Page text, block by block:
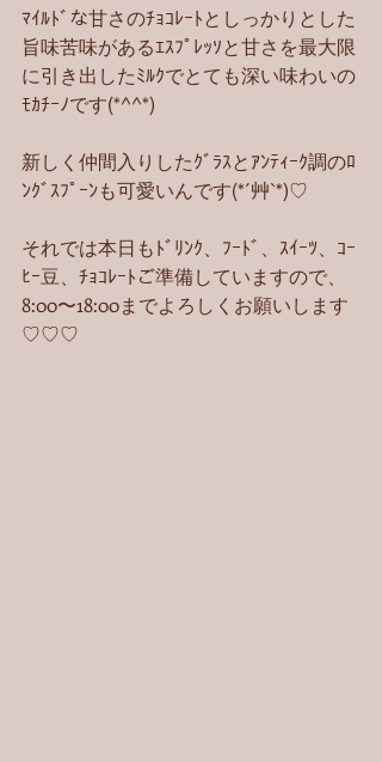
ﾏｲﾙﾄﾞな甘さのﾁｮｺﾚｰﾄとしっかりとした
旨味苦味があるｴｽﾌﾟﾚｯｿと甘さを最大限
に引き出したﾐﾙｸでとても深い味わいの
ﾓｶﾁｰﾉです(*^^*)
新しく仲間入りしたｸﾞﾗｽとｱﾝﾃｨｰｸ調のﾛ
ﾝｸﾞｽﾌﾟｰﾝも可愛いんです(*´艸`*)♡
それでは本日もﾄﾞﾘﾝｸ、ﾌｰﾄﾞ、ｽｲｰﾂ、ｺｰ
ﾋｰ豆、ﾁｮｺﾚｰﾄご準備していますので、
8:00〜18:00までよろしくお願いします
♡♡♡